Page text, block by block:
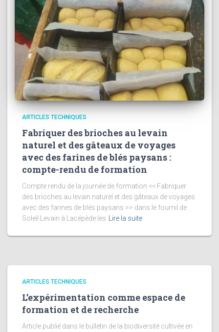
ARTICLES TECHNIQUES
Fabriquer des brioches au levain
naturel et des gâteaux de voyages
avec des farines de blés paysans :
compte-rendu de formation
Compte rendu de la journée de formation << Fabriquer
des brioches au levain naturel et des gâteaux de voyages
avec des farines de blés paysans >> dans le fournil de
Soleil Levain à Lacépède les
Lire la suite
ARTICLES TECHNIQUES
L’expérimentation comme espace de
formation et de recherche
Article publié dans le bulletin de la biodiversité cultivée en